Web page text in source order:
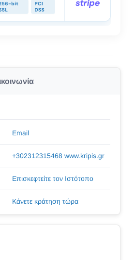
Email
+302312315468 www.kripis.gr
Επισκεφτείτε τον Ιστότοπο
Κάνετε κράτηση τώρα